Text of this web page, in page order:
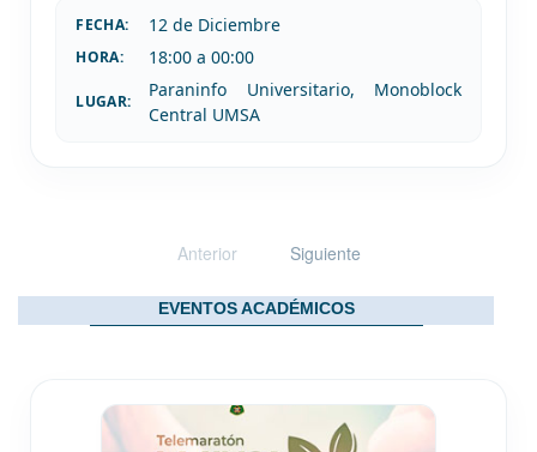
FECHA: 12 de Diciembre
HORA: 18:00 a 00:00
LUGAR:
Paraninfo Universitario, Monoblock
Central UMSA
Anterior Siguiente
EVENTOS ACADÉMICOS